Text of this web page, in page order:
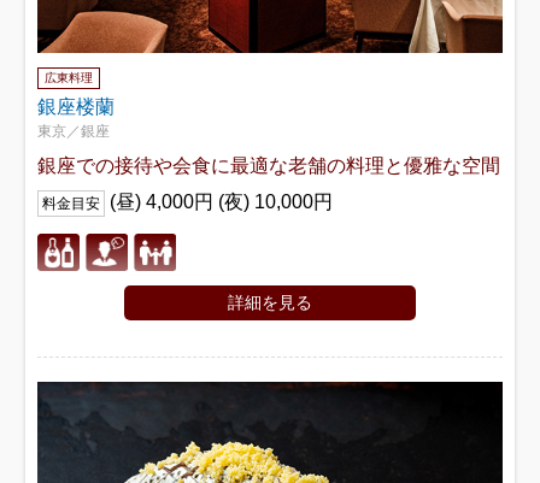
広東料理
銀座楼蘭
東京／銀座
銀座での接待や会食に最適な老舗の料理と優雅な空間
料金目安 (昼) 4,000円 (夜) 10,000円
詳細を見る